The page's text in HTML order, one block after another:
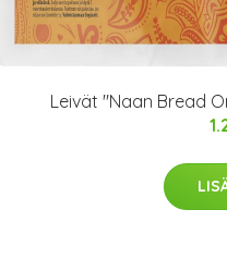
Leivät "Naan Bread